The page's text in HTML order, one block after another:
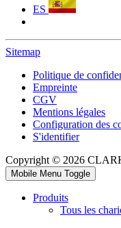
ES
Sitemap
Politique de
Empreinte
CGV
Mentions légales
Configuration des
S'identifier
Copyright © 2026
Mobile Menu Toggle
Produits
Tous les